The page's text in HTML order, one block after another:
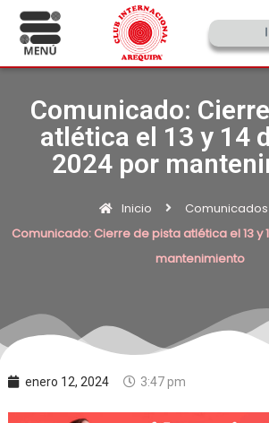
Comunicado:
atlética el 13 y 14
2024 por
Inicio
Comunicados
Comunicado: Cierre de pista atlética el 13 y
mantenimiento
enero 12, 2024 3:47 pm